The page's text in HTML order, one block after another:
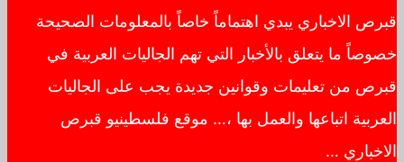
قبرص الاخباري يبدي اهتماماً خاصاً بالمعلومات الصحيحة
خصوصاً ما يتعلق بالأخبار التي تهم الجاليات العربية في
قبرص من تعليمات وقوانين جديدة يجب على الجاليات
العربية اتباعها والعمل بها ،… موقع فلسطينيو قبرص
الاخباري …